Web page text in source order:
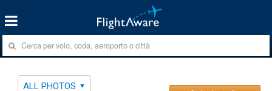
ALL PHOTOS